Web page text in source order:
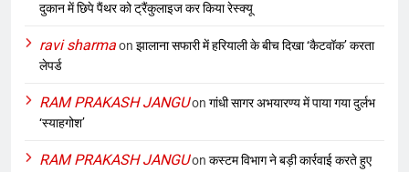
दुकान में छिपे पैंथर को ट्रैंकुलाइज कर किया रेस्क्यू
ravi sharmaon झालाना सफारी में हरियाली के बीच दिखा ‘कैटवॉक’ करता
लेपर्ड
RAM PRAKASH JANGUon गांधी सागर अभयारण्य में पाया गया दुर्लभ
‘स्याहगोश’
RAM PRAKASH JANGUon कस्टम विभाग ने बड़ी कार्रवाई करते हुए